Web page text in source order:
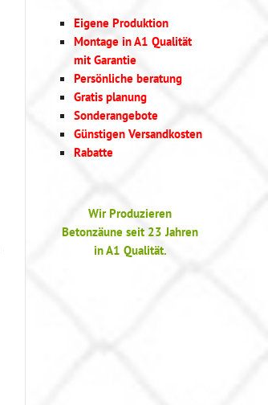
Eigene Produktion
Montage in A1 Qualität
mit Garantie
Persönliche beratung
Gratis planung
Sonderangebote
Günstigen Versandkosten
Rabatte
Wir Produzieren
Betonzäune seit 23 Jahren
in A1 Qualität.